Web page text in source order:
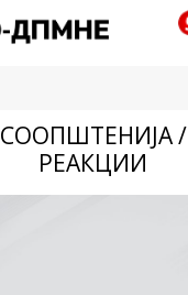
СООПШТЕНИЈА /
РЕАКЦИИ